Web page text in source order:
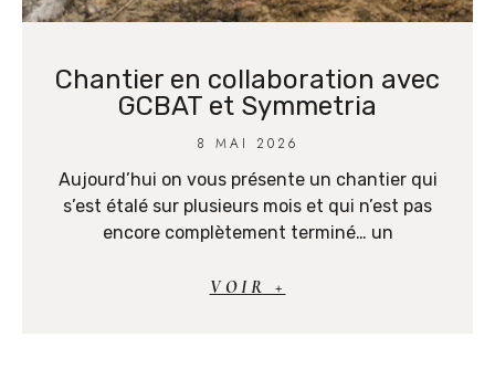
Chantier en collaboration avec
GCBAT et Symmetria
8 MAI 2026
Aujourd’hui on vous présente un chantier qui
s’est étalé sur plusieurs mois et qui n’est pas
encore complètement terminé… un
VOIR +